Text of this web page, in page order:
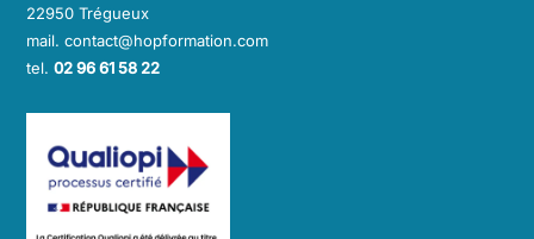
22950 Trégueux
mail. contact@hopformation.com
tel.02 96 61 58 22